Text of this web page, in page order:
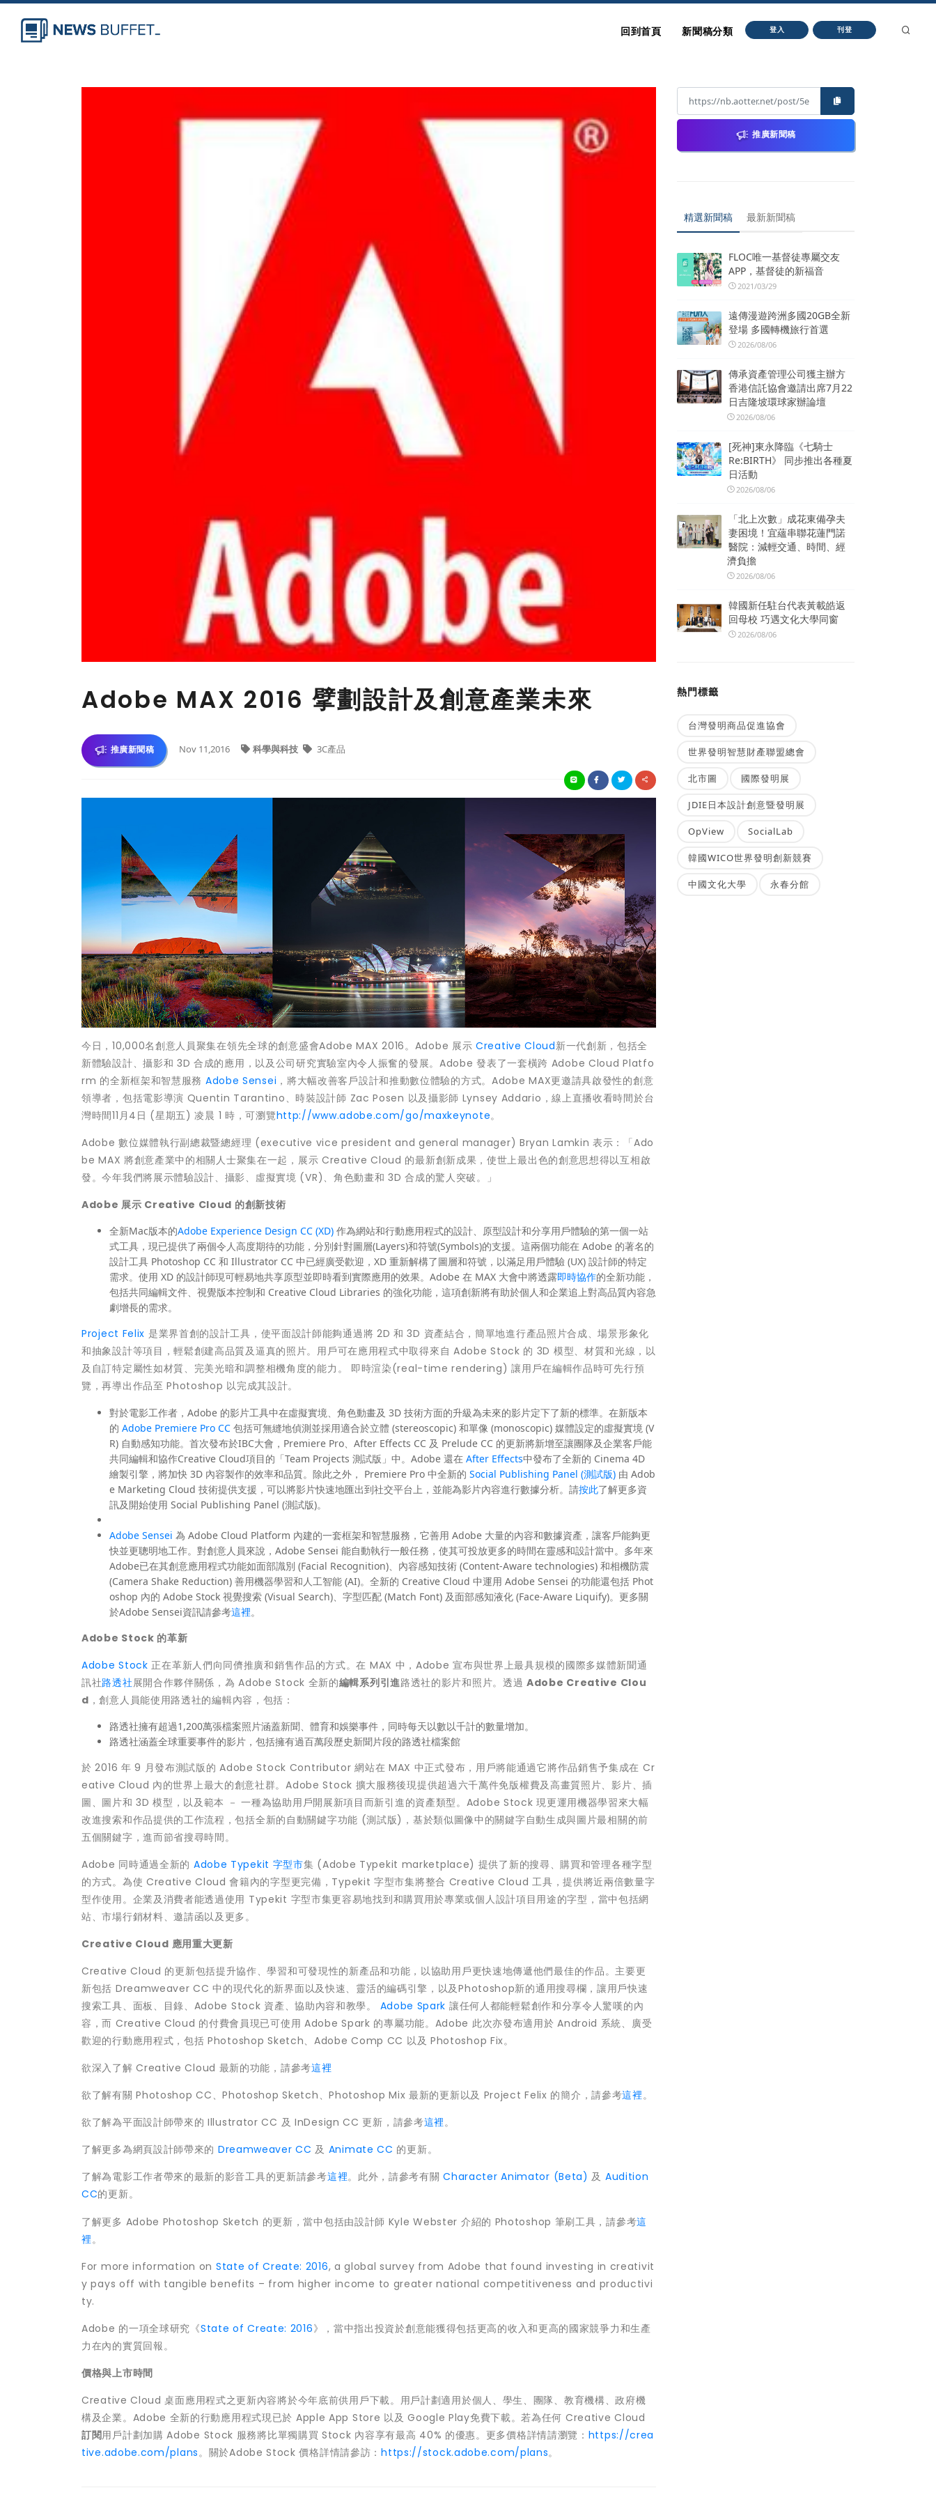
回到首頁 新聞稿分類 登入 刊登
Adobe MAX 2016 擘劃設計及創意產業未來
推廣新聞稿 Nov 11,2016 科學與科技 3C產品
今日，10,000名創意人員聚集在領先全球的創意盛會Adobe MAX 2016。Adobe 展示 Creative Cloud新一代創新，包括全
新體驗設計、攝影和 3D 合成的應用，以及公司研究實驗室內令人振奮的發展。Adobe 發表了一套橫跨 Adobe Cloud Platfo
rm 的全新框架和智慧服務 Adobe Sensei ，將大幅改善客戶設計和推動數位體驗的方式。Adobe MAX更邀請具啟發性的創意
領導者，包括電影導演 Quentin Tarantino、時裝設計師 Zac Posen 以及攝影師 Lynsey Addario，線上直播收看時間於台
灣時間11月4日 (星期五) 凌晨 1 時，可瀏覽http://www.adobe.com/go/maxkeynote。
Adobe 數位媒體執行副總裁暨總經理 (executive vice president and general manager) Bryan Lamkin 表示：「Ado
be MAX 將創意產業中的相關人士聚集在一起，展示 Creative Cloud 的最新創新成果，使世上最出色的創意思想得以互相啟
發。今年我們將展示體驗設計、攝影、虛擬實境 (VR)、角色動畫和 3D 合成的驚人突破。」
Adobe展示 Creative Cloud 的創新技術
全新Mac版本的Adobe Experience Design CC (XD) 作為網站和行動應用程式的設計、原型設計和分享用戶體驗的第一個一站
式工具，現已提供了兩個令人高度期待的功能，分別針對圖層(Layers)和符號(Symbols)的支援。這兩個功能在 Adobe 的著名的
設計工具 Photoshop CC 和 Illustrator CC 中已經廣受歡迎，XD 重新解構了圖層和符號，以滿足用戶體驗 (UX) 設計師的特定
需求。使用 XD 的設計師現可輕易地共享原型並即時看到實際應用的效果。Adobe 在 MAX 大會中將透露即時協作的全新功能，
包括共同編輯文件、視覺版本控制和 Creative Cloud Libraries 的強化功能，這項創新將有助於個人和企業追上對高品質內容急
劇增長的需求。
Project Felix 是業界首創的設計工具，使平面設計師能夠通過將 2D 和 3D 資產結合，簡單地進行產品照片合成、場景形象化
和抽象設計等項目，輕鬆創建高品質及逼真的照片。用戶可在應用程式中取得來自 Adobe Stock 的 3D 模型、材質和光線，以
及自訂特定屬性如材質、完美光暗和調整相機角度的能力。 即時渲染(real-time rendering) 讓用戶在編輯作品時可先行預
覽，再導出作品至 Photoshop 以完成其設計。
對於電影工作者，Adobe 的影片工具中在虛擬實境、角色動畫及 3D 技術方面的升級為未來的影片定下了新的標準。在新版本
的 Adobe Premiere Pro CC 包括可無縫地偵測並採用適合於立體 (stereoscopic) 和單像 (monoscopic) 媒體設定的虛擬實境 (V
R) 自動感知功能。首次發布於IBC大會，Premiere Pro、After Effects CC 及 Prelude CC 的更新將新增至讓團隊及企業客戶能
共同編輯和協作Creative Cloud項目的「Team Projects 測試版」中。Adobe 還在 After Effects中發布了全新的 Cinema 4D
繪製引擎，將加快 3D 內容製作的效率和品質。除此之外， Premiere Pro 中全新的 Social Publishing Panel (測試版) 由 Adob
e Marketing Cloud 技術提供支援，可以將影片快速地匯出到社交平台上，並能為影片內容進行數據分析。請按此了解更多資
訊及開始使用 Social Publishing Panel (測試版)。
Adobe Sensei 為 Adobe Cloud Platform 內建的一套框架和智慧服務，它善用 Adobe 大量的內容和數據資產，讓客戶能夠更
快並更聰明地工作。對創意人員來說，Adobe Sensei 能自動執行一般任務，使其可投放更多的時間在靈感和設計當中。多年來
Adobe已在其創意應用程式功能如面部識別 (Facial Recognition)、內容感知技術 (Content-Aware technologies) 和相機防震
(Camera Shake Reduction) 善用機器學習和人工智能 (AI)。全新的 Creative Cloud 中運用 Adobe Sensei 的功能還包括 Phot
oshop 內的 Adobe Stock 視覺搜索 (Visual Search)、字型匹配 (Match Font) 及面部感知液化 (Face-Aware Liquify)。更多關
於Adobe Sensei資訊請參考這裡。
Adobe Stock 的革新
Adobe Stock 正在革新人們向同儕推廣和銷售作品的方式。在 MAX 中，Adobe 宣布與世界上最具規模的國際多媒體新聞通
訊社路透社展開合作夥伴關係，為 Adobe Stock 全新的編輯系列引進路透社的影片和照片。透過Adobe Creative Clou
d ，創意人員能使用路透社的編輯內容，包括：
路透社擁有超過1,200萬張檔案照片涵蓋新聞、體育和娛樂事件，同時每天以數以千計的數量增加。
路透社涵蓋全球重要事件的影片，包括擁有過百萬段歷史新聞片段的路透社檔案館
於 2016 年 9 月發布測試版的 Adobe Stock Contributor 網站在 MAX 中正式發布，用戶將能通過它將作品銷售予集成在 Cr
eative Cloud 內的世界上最大的創意社群。Adobe Stock 擴大服務後現提供超過六千萬件免版權費及高畫質照片、影片、插
圖、圖片和 3D 模型，以及範本 － 一種為協助用戶開展新項目而新引進的資產類型。Adobe Stock 現更運用機器學習來大幅
改進搜索和作品提供的工作流程，包括全新的自動關鍵字功能 (測試版)，基於類似圖像中的關鍵字自動生成與圖片最相關的前
五個關鍵字，進而節省搜尋時間。
Adobe 同時通過全新的 Adobe Typekit 字型市集 (Adobe Typekit marketplace) 提供了新的搜尋、購買和管理各種字型
的方式。為使 Creative Cloud 會籍內的字型更完備，Typekit 字型市集將整合 Creative Cloud 工具，提供將近兩倍數量字
型作使用。企業及消費者能透過使用 Typekit 字型市集更容易地找到和購買用於專業或個人設計項目用途的字型，當中包括網
站、市場行銷材料、邀請函以及更多。
Creative Cloud 應用重大更新
Creative Cloud 的更新包括提升協作、學習和可發現性的新產品和功能，以協助用戶更快速地傳遞他們最佳的作品。主要更
新包括 Dreamweaver CC 中的現代化的新界面以及快速、靈活的編碼引擎，以及Photoshop新的通用搜尋欄，讓用戶快速
搜索工具、面板、目錄、Adobe Stock 資產、協助內容和教學。 Adobe Spark 讓任何人都能輕鬆創作和分享令人驚嘆的內
容，而 Creative Cloud 的付費會員現已可使用 Adobe Spark 的專屬功能。Adobe 此次亦發布適用於 Android 系統、廣受
歡迎的行動應用程式，包括 Photoshop Sketch、Adobe Comp CC 以及 Photoshop Fix。
欲深入了解 Creative Cloud 最新的功能，請參考這裡
欲了解有關 Photoshop CC、Photoshop Sketch、Photoshop Mix 最新的更新以及 Project Felix 的簡介，請參考這裡。
欲了解為平面設計師帶來的 Illustrator CC 及 InDesign CC 更新，請參考這裡。
了解更多為網頁設計師帶來的 Dreamweaver CC 及 Animate CC 的更新。
了解為電影工作者帶來的最新的影音工具的更新請參考這裡。此外，請參考有關Character Animator (Beta) 及 Audition
CC的更新。
了解更多 Adobe Photoshop Sketch 的更新，當中包括由設計師 Kyle Webster 介紹的 Photoshop 筆刷工具，請參考這
裡。
For more information on State of Create: 2016, a global survey from Adobe that found investing in creativit
y pays off with tangible benefits – from higher income to greater national competitiveness and productivi
ty.
Adobe 的一項全球研究《State of Create: 2016》，當中指出投資於創意能獲得包括更高的收入和更高的國家競爭力和生產
力在內的實質回報。
價格與上市時間
Creative Cloud 桌面應用程式之更新內容將於今年底前供用戶下載。用戶計劃適用於個人、學生、團隊、教育機構、政府機
構及企業。Adobe 全新的行動應用程式現已於 Apple App Store 以及 Google Play免費下載。若為任何 Creative Cloud
訂閱用戶計劃加購 Adobe Stock 服務將比單獨購買 Stock 內容享有最高 40% 的優惠。更多價格詳情請瀏覽： https://crea
tive.adobe.com/plans。關於Adobe Stock 價格詳情請參訪：https://stock.adobe.com/plans。
推廣新聞稿
精選新聞稿 最新新聞稿
FLOC唯一基督徒專屬交友
APP，基督徒的新福音
2021/03/29
遠傳漫遊跨洲多國20GB全新
登場 多國轉機旅行首選
2026/08/06
傳承資產管理公司獲主辦方
香港信託協會邀請出席7月22
日吉隆坡環球家辦論壇
2026/08/06
[死神]東永降臨《七騎士
Re:BIRTH》 同步推出各種夏
日活動
2026/08/06
「北上次數」成花東備孕夫
妻困境！宜蘊串聯花蓮門諾
醫院：減輕交通、時間、經
濟負擔
2026/08/06
韓國新任駐台代表黃載皓返
回母校 巧遇文化大學同窗
2026/08/06
熱門標籤
台灣發明商品促進協會
世界發明智慧財產聯盟總會
北市圖 國際發明展
JDIE日本設計創意暨發明展
OpView SocialLab
韓國WICO世界發明創新競賽
中國文化大學 永春分館